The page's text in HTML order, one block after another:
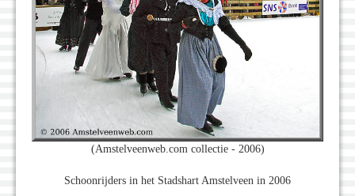
(Amstelveenweb.com collectie - 2006)
Schoonrijders in het Stadshart Amstelveen in 2006